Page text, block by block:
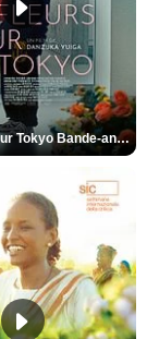
Des Fleurs pour Tokyo Bande-annonce VO STFR